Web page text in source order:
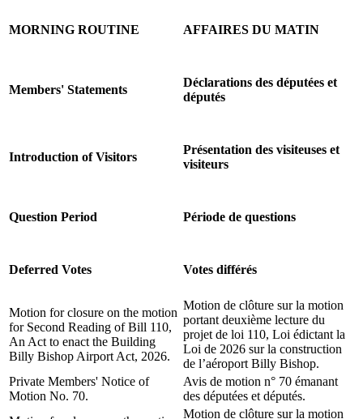
MORNING ROUTINE AFFAIRES DU MATIN
Members' Statements
Déclarations des députées et
députés
Introduction of Visitors
Présentation des visiteuses et
visiteurs
Question Period Période de questions
Deferred Votes Votes différés
Motion for closure on the motion
for Second Reading of Bill 110,
An Act to enact the Building
Billy Bishop Airport Act, 2026.
Motion de clôture sur la motion
portant deuxième lecture du
projet de loi 110, Loi édictant la
Loi de 2026 sur la construction
de l’aéroport Billy Bishop.
Private Members' Notice of
Motion No. 70.
Avis de motion n° 70 émanant
des députées et députés.
Motion de clôture sur la motion